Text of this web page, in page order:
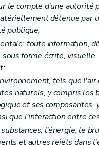
le compte d'une autorité
détenue par
publique;
toute information,
forme écrite,
tels que
naturels, y compris les
et ses composantes,
que l'interaction entre
l'énergie, le
et autres rejets dans